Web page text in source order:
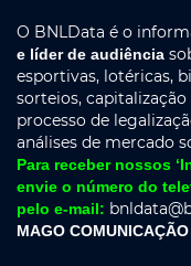
O BNLData é o
e líder de audiência
esportivas, lotéricas,
sorteios,
processo de
análises de mercado
Para receber nossos
envie o número do
pelo e-mail:
MAGO COMUNICAÇÃO